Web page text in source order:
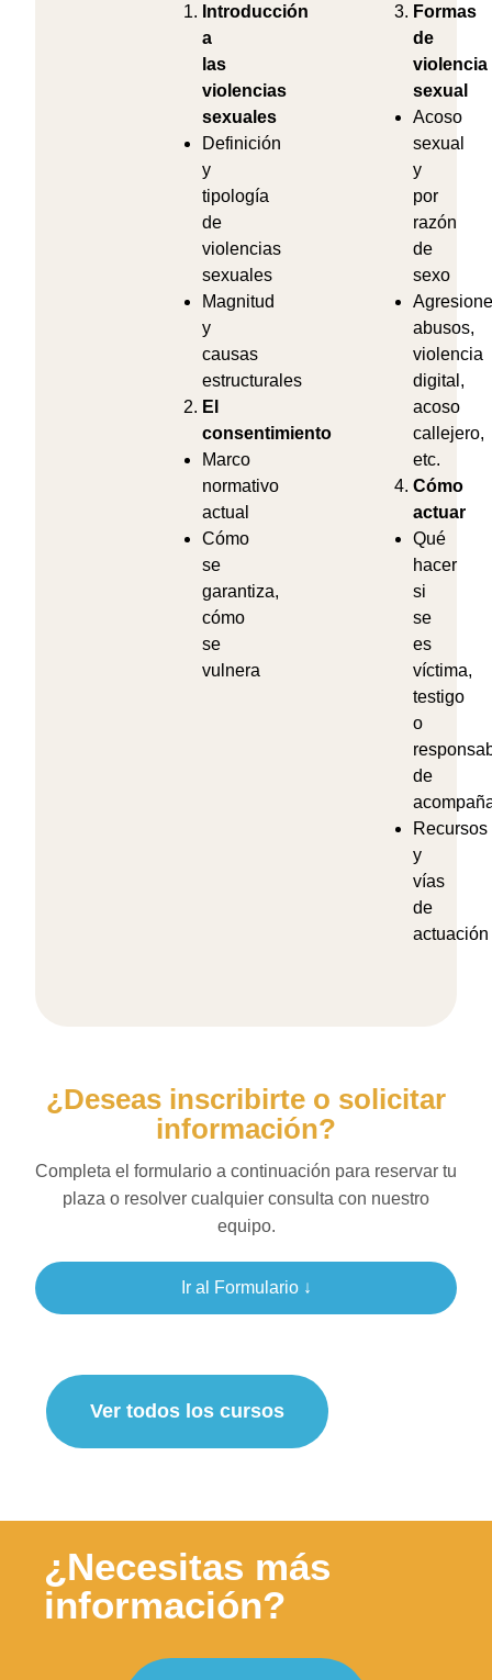
Introducción
a
las
violencias
sexuales
Definición
y
tipología
de
violencias
sexuales
Magnitud
y
causas
estructurales
El
consentimiento
Marco
normativo
actual
Cómo
se
garantiza,
cómo
se
vulnera
Formas
de
violencia
sexual
Acoso
sexual
y
por
razón
de
sexo
abusos,
violencia
digital,
acoso
callejero,
etc.
Cómo
actuar
Qué
hacer
si
se
es
víctima,
testigo
o
de
Recursos
y
vías
de
actuación
¿Deseas inscribirte o solicitar
información?
Completa el formulario a continuación para reservar tu
plaza o resolver cualquier consulta con nuestro
equipo.
Ir al Formulario ↓
Ver todos los cursos
¿Necesitas más
información?